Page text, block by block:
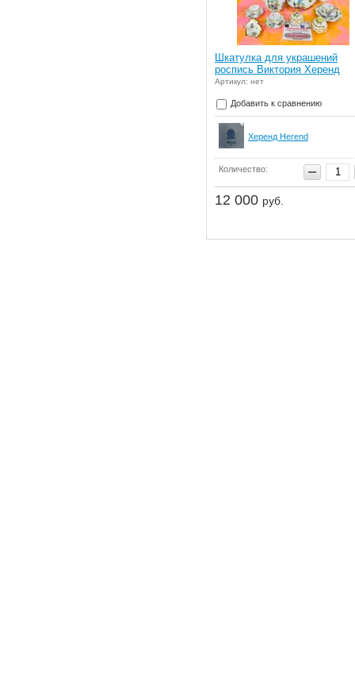
Шкатулка для украшений
роспись Виктория Херенд
Артикул: нет
Добавить к сравнению
Херенд Herend
Количество:
12 000 руб.